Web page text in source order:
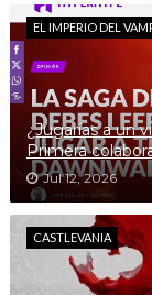
EL IMPERIO DEL
¿Jugarías a un
Primera
Jul 12, 2026
CASTLEVANIA